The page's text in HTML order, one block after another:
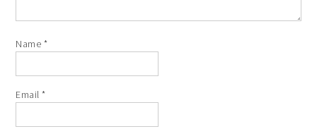
Name *
Email*